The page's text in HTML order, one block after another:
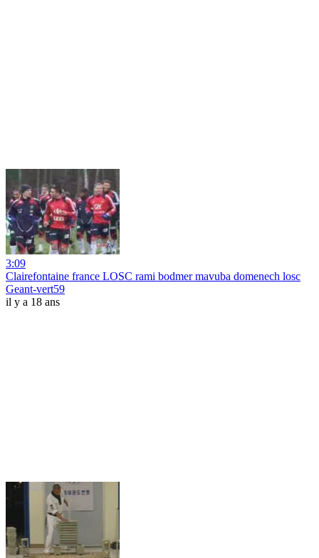
3:09
Clairefontaine france LOSC rami bodmer mavuba domenech losc
Geant-vert59
il y a 18 ans